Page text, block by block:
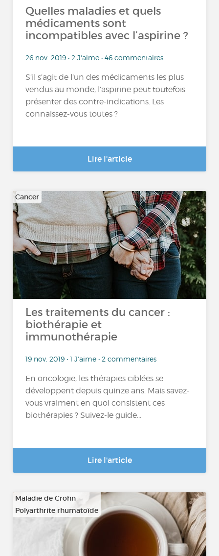
Quelles maladies et quels
médicaments sont
incompatibles avec l’aspirine ?
26 nov. 2019 • 2 J'aime • 46 commentaires
S’il s’agit de l’un des médicaments les plus
vendus au monde, l’aspirine peut toutefois
présenter des contre-indications. Les
connaissez-vous toutes ?
Lire l'article
Cancer
Les traitements du cancer :
biothérapie et
immunothérapie
19 nov. 2019 • 1 J'aime • 2 commentaires
En oncologie, les thérapies ciblées se
développent depuis quinze ans. Mais savez-
vous vraiment en quoi consistent ces
biothérapies ? Suivez-le guide...
Lire l'article
Maladie de Crohn
Polyarthrite rhumatoïde